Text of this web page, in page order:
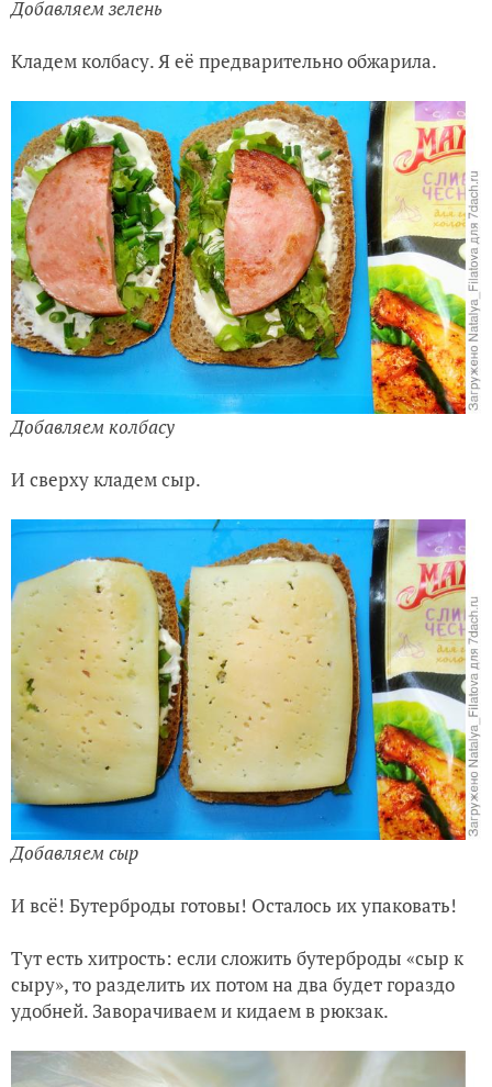
Добавляем зелень
Кладем колбасу. Я её предварительно обжарила.
Добавляем колбасу
И сверху кладем сыр.
Добавляем сыр
И всё! Бутерброды готовы! Осталось их упаковать!
Тут есть хитрость: если сложить бутерброды «сыр к
сыру», то разделить их потом на два будет гораздо
удобней. Заворачиваем и кидаем в рюкзак.